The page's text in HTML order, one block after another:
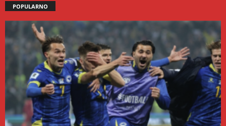
POPULARNO